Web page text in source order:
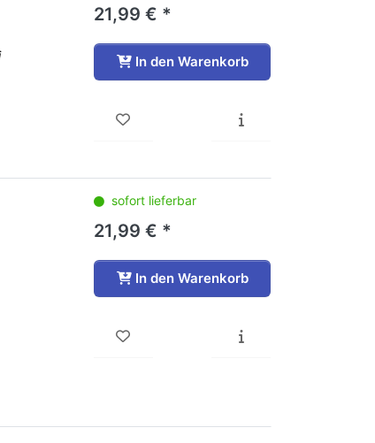
21,99 € *
In den Warenkorb
sofort lieferbar
21,99 € *
In den Warenkorb